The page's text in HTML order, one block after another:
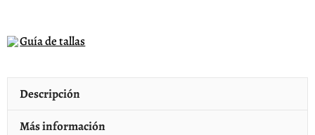
modelo
Guía de tallas
Descripción
Más información